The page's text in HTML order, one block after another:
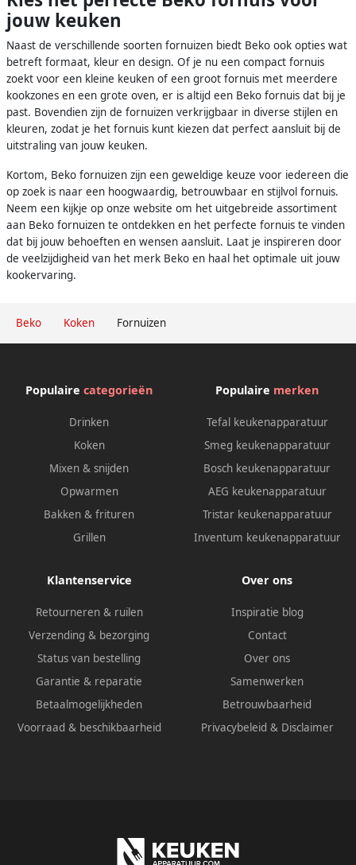
Beko Koken Fornuizen
jouw keuken
Naast de verschillende soorten fornuizen biedt Beko ook opties wat
betreft formaat, kleur en design. Of je nu een compact fornuis
zoekt voor een kleine keuken of een groot fornuis met meerdere
kookzones en een grote oven, er is altijd een Beko fornuis dat bij je
past. Bovendien zijn de fornuizen verkrijgbaar in diverse stijlen en
kleuren, zodat je het fornuis kunt kiezen dat perfect aansluit bij de
uitstraling van jouw keuken.
Kortom, Beko fornuizen zijn een geweldige keuze voor iedereen die
op zoek is naar een hoogwaardig, betrouwbaar en stijlvol fornuis.
Neem een kijkje op onze website om het uitgebreide assortiment
aan Beko fornuizen te ontdekken en het perfecte fornuis te vinden
dat bij jouw behoeften en wensen aansluit. Laat je inspireren door
de veelzijdigheid van het merk Beko en haal het optimale uit jouw
kookervaring.
Populaire categorieën
Drinken
Koken
Mixen & snijden
Opwarmen
Bakken & frituren
Grillen
Populaire merken
Tefal keukenapparatuur
Smeg keukenapparatuur
Bosch keukenapparatuur
AEG keukenapparatuur
Tristar keukenapparatuur
Inventum keukenapparatuur
Klantenservice
Retourneren & ruilen
Verzending & bezorging
Status van bestelling
Garantie & reparatie
Betaalmogelijkheden
Voorraad & beschikbaarheid
Over ons
Inspiratie blog
Contact
Over ons
Samenwerken
Betrouwbaarheid
Privacybeleid & Disclaimer